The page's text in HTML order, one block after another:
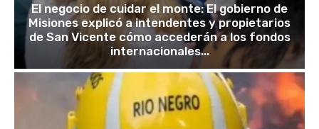
El negocio de cuidar el monte: El gobierno de
Misiones explicó a intendentes y propietarios
de San Vicente cómo accederán a los fondos
internacionales...